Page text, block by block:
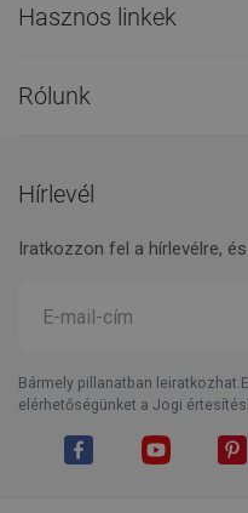
Hasznos linkek
Rólunk
Hírlevél
Iratkozzon fel a hírlevélre,
Bármely pillanatban
elérhetőségünket a Jogi